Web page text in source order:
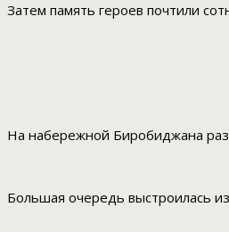
Затем память героев почтили
На набережной Биробиджана
Большая очередь выстроилась